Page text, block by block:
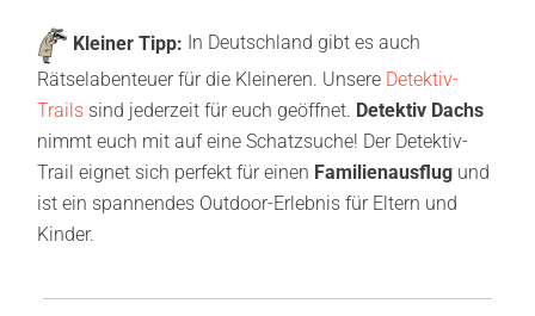
Kleiner Tipp: In Deutschland gibt es auch
Rätselabenteuer für die Kleineren. Unsere Detektiv-
Trails sind jederzeit für euch geöffnet. Detektiv Dachs
nimmt euch mit auf eine Schatzsuche! Der Detektiv-
Trail eignet sich perfekt für einen Familienausflug und
ist ein spannendes Outdoor-Erlebnis für Eltern und
Kinder.